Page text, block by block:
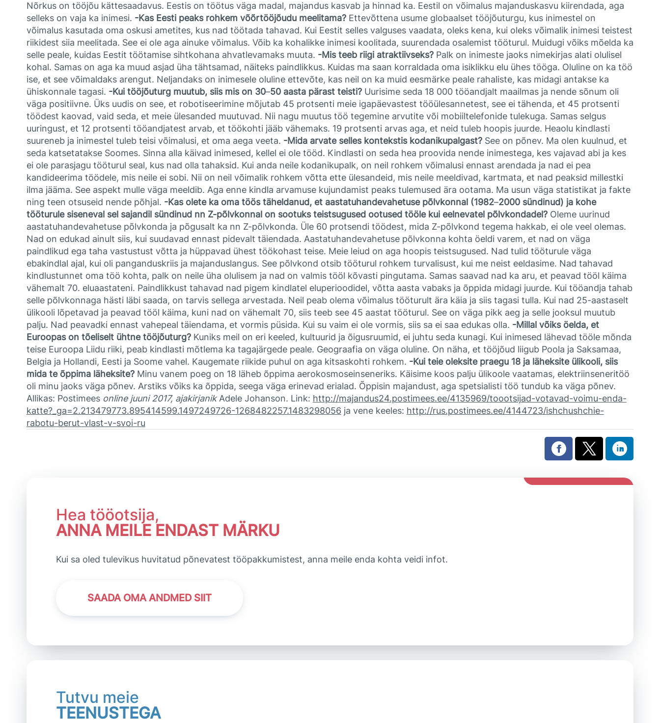
Nõrkus on tööjõu kättesaadavus. Eestis on töötus väga madal, majandus kasvab ja hinnad ka. Eestil on võimalus majanduskasvu kiirendada, aga
selleks on vaja ka inimesi. -Kas Eesti peaks rohkem võõrtööjõudu meelitama? Ettevõttena usume globaalset tööjõuturgu, kus inimestel on
võimalus kasutada oma oskusi ametites, kus nad töötada tahavad. Kui Eestit selles valguses vaadata, oleks kena, kui oleks võimalik inimesi teistest
riikidest siia meelitada. See ei ole aga ainuke võimalus. Võib ka kohalikke inimesi koolitada, suurendada osalemist tööturul. Muidugi võiks mõelda ka
selle peale, kuidas Eestit töötamise sihtkohana ahvatlevamaks muuta. -Mis teeb riigi atraktiivseks? Palk on inimeste jaoks nimekirjas alati olulisel
kohal. Samas on aga ka muud asjad üha tähtsamad, näiteks paindlikkus. Kuidas ma saan korraldada oma isiklikku elu ühes tööga. Oluline on ka töö
ise, et see võimaldaks arengut. Neljandaks on inimesele oluline ettevõte, kas neil on ka muid eesmärke peale rahaliste, kas midagi antakse ka
ühiskonnale tagasi. -Kui tööjõuturg muutub, siis mis on 30–50 aasta pärast teisti? Uurisime seda 18 000 tööandjalt maailmas ja nende sõnum oli
väga positiivne. Üks uudis on see, et robotiseerimine mõjutab 45 protsenti meie igapäevastest tööülesannetest, see ei tähenda, et 45 protsenti
töödest kaovad, vaid seda, et meie ülesanded muutuvad. Nii nagu muutus töö tegemine arvutite või mobiiltelefonide tulekuga. Samas selgus
uuringust, et 12 protsenti tööandjatest arvab, et töökohti jääb vähemaks. 19 protsenti arvas aga, et neid tuleb hoopis juurde. Heaolu kindlasti
suureneb ja inimestel tuleb teisi võimalusi, et oma aega veeta. -Mida arvate selles kontekstis kodanikupalgast? See on põnev. Ma olen kuulnud, et
seda katsetatakse Soomes. Sinna alla käivad inimesed, kellel ei ole tööd. Kindlasti on seda hea proovida nende inimestega, kes vajavad abi ja kes
ei ole parasjagu tööturul seal, kus nad olla tahaksid. Kui anda neile kodanikupalk, on neil rohkem võimalusi ennast arendada ja nad ei pea
kandideerima töödele, mis neile ei sobi. Nii on neil võimalik rohkem võtta ette ülesandeid, mis neile meeldivad, kartmata, et nad peaksid millestki
ilma jääma. See aspekt mulle väga meeldib. Aga enne kindla arvamuse kujundamist peaks tulemused ära ootama. Ma usun väga statistikat ja fakte
ning teen otsuseid nende põhjal. -Kas olete ka oma töös täheldanud, et aastatuhandevahetuse põlvkonnal (1982–2000 sündinud) ja kohe
tööturule siseneval sel sajandil sündinud nn Z-põlvkonnal on sootuks teistsugused ootused tööle kui eelnevatel põlvkondadel? Oleme uurinud
aastatuhandevahetuse põlvkonda ja põgusalt ka nn Z-põlvkonda. Üle 60 protsendi töödest, mida Z-põlvkond tegema hakkab, ei ole veel olemas.
Nad on edukad ainult siis, kui suudavad ennast pidevalt täiendada. Aastatuhandevahetuse põlvkonna kohta öeldi varem, et nad on väga
paindlikud ega taha vastustust võtta ja hüppavad ühest töökohast teise. Meie leiud on aga hoopis teistsugused. Nad tulid tööturule väga
ebakindlal ajal, kui oli panganduskriis ja majanduslangus. See põlvkond otsib tööturul rohkem turvalisust, kui me neist eeldasime. Nad tahavad
kindlustunnet oma töö kohta, palk on neile üha olulisem ja nad on valmis tööl kõvasti pingutama. Samas saavad nad ka aru, et peavad tööl käima
vähemalt 70. eluaastateni. Paindlikkust tahavad nad pigem kindlatel eluperioodidel, võtta aasta vabaks ja õppida midagi juurde. Kui tööandja tahab
selle põlvkonnaga hästi läbi saada, on tarvis sellega arvestada. Neil peab olema võimalus tööturult ära käia ja siis tagasi tulla. Kui nad 25-aastaselt
ülikooli lõpetavad ja peavad tööl käima, kuni nad on vähemalt 70, siis teeb see 45 aastat tööturul. See on väga pikk aeg ja selle jooksul muutub
palju. Nad peavadki ennast vahepeal täiendama, et vormis püsida. Kui su vaim ei ole vormis, siis sa ei saa edukas olla. -Millal võiks öelda, et
Euroopas on tõeliselt ühtne tööjõuturg? Kuniks meil on eri keeled, kultuurid ja õigusruumid, ei juhtu seda kunagi. Kui inimesed lähevad tööle mõnda
teise Euroopa Liidu riiki, peab kindlasti mõtlema ka tagajärgede peale. Geograafia on väga oluline. On näha, et tööjõud liigub Poola ja Saksamaa,
Belgia ja Hollandi, Eesti ja Soome vahel. Kaugemate riikide puhul on aga kitsaskohti rohkem. -Kui teie oleksite praegu 18 ja läheksite ülikooli, siis
mida te õppima läheksite? Minu vanem poeg on 18 läheb õppima aerokosmoseinseneriks. Käisime koos palju ülikoole vaatamas, elektriinseneritöö
oli minu jaoks väga põnev. Arstiks võiks ka õppida, seega väga erinevad erialad. Õppisin majandust, aga spetsialisti töö tundub ka väga põnev.
Allikas: Postimees online juuni 2017, ajakirjanikAdele Johanson. Link: http://majandus24.postimees.ee/4135969/toootsijad-votavad-voimu-enda-
katte?_ga=2.213479773.895414599.1497249726-1268482257.1483298056 ja vene keeles: http://rus.postimees.ee/4144723/ishchushchie-
rabotu-berut-vlast-v-svoi-ru
Hea tööotsija,
ANNA MEILE ENDAST MÄRKU
Kui sa oled tulevikus huvitatud põnevatest tööpakkumistest, anna meile enda kohta veidi infot.
SAADA OMA ANDMED SIIT
Tutvu meie
TEENUSTEGA